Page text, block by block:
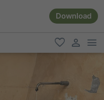
Download
favorit
user link